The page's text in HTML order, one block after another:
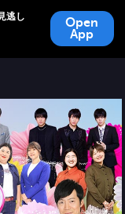
逃し
Open
App